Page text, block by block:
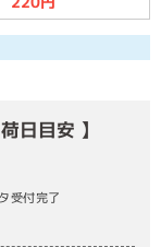
日目安 】
受付完了